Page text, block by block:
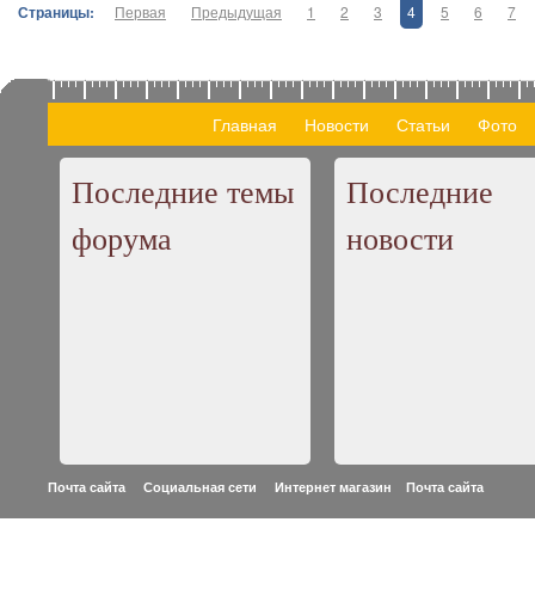
Страницы: Первая Предыдущая 1 2 3 4 5 6 7
Главная Новости Статьи Фото
Последние темы
форума
Последние
новости
Почта сайта Социальная сети Интернет магазин Почта сайта